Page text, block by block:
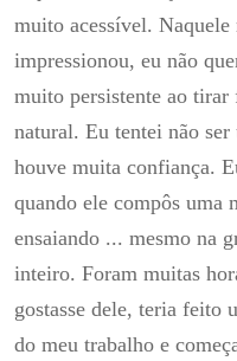
muito acessível.
impressionou, eu não
muito persistente ao tirar
natural. Eu tentei não ser
houve muita confiança.
quando ele compôs uma
ensaiando ... mesmo na
inteiro. Foram muitas
gostasse dele, teria feito
do meu trabalho e